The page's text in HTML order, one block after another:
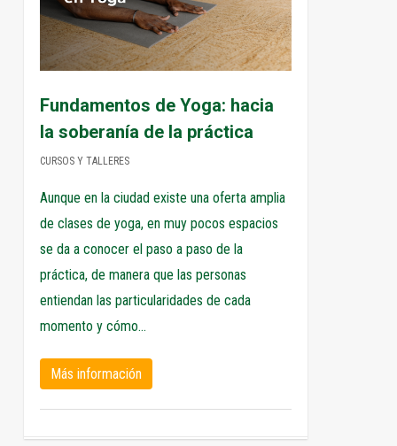
Fundamentos de Yoga: hacia
la soberanía de la práctica
CURSOS Y TALLERES
Aunque en la ciudad existe una oferta amplia
de clases de yoga, en muy pocos espacios
se da a conocer el paso a paso de la
práctica, de manera que las personas
entiendan las particularidades de cada
momento y cómo…
Más información